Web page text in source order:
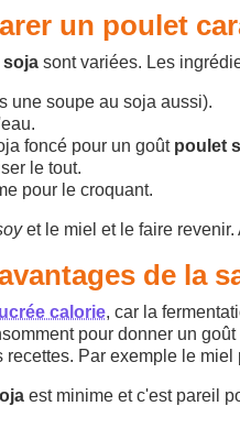
un poulet
soja sont variées. Les
une soupe au soja aussi).
foncé pour un goût poulet
le tout.
pour le croquant.
et le miel et le faire
de la
calorie, car la
pour donner un
recettes. Par exemple le
est minime et c'est pareil